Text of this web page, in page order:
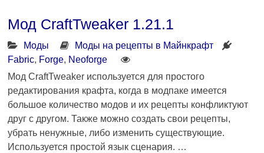
Мод CraftTweaker 1.21.1
Моды
Моды на рецепты в Майнкрафт
Fabric, Forge, Neoforge
Мод CraftTweaker используется для простого
редактирования крафта, когда в модпаке имеется
большое количество модов и их рецепты конфликтуют
друг с другом. Также можно создать свои рецепты,
убрать ненужные, либо изменить существующие.
Используется простой язык сценария. …